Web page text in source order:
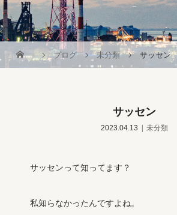
_
ブログ 未分類 サッセン
サッセン
2023.04.13 未分類
サッセンって知ってます？
私知らなかったんですよね。